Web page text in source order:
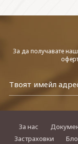
За да получавате
За нас
Застраховки